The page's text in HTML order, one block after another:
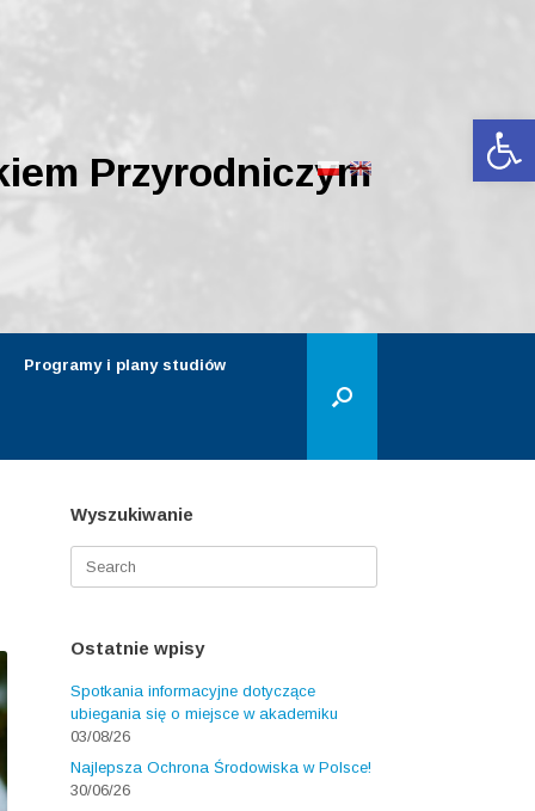
Przyrodniczym
Programy i plany studiów
Wyszukiwanie
Ostatnie wpisy
Spotkania informacyjne dotyczące
ubiegania się o miejsce w akademiku
03/08/26
Najlepsza Ochrona Środowiska w Polsce!
30/06/26